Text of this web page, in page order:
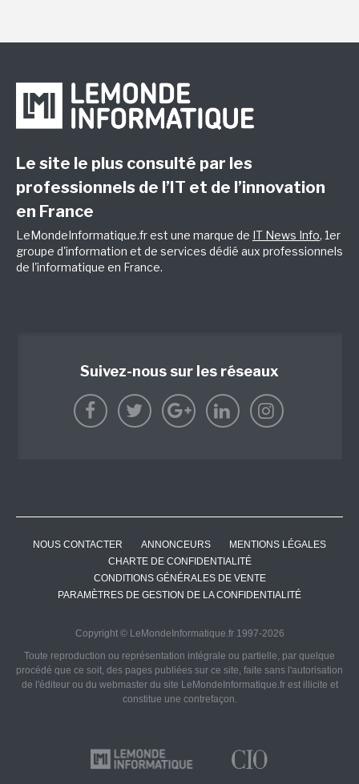
Le site le plus consulté par les
professionnels de l’IT et de l’innovation
en France
LeMondeInformatique.fr est une marque de IT News Info, 1er
groupe d'information et de services dédié aux professionnels
de l'informatique en France.
Suivez-nous sur les réseaux
NOUS CONTACTER ANNONCEURS
MENTIONS LÉGALES
CHARTE DE CONFIDENTIALITÉ
CONDITIONS GÉNÉRALES DE VENTE
PARAMÈTRES DE GESTION DE LA CONFIDENTIALITÉ
Copyright © LeMondeInformatique.fr 1997-2026
Toute reproduction ou représentation intégrale ou partielle, par quelque
procédé que ce soit, des pages publiées sur ce site, faite sans l'autorisation
de l'éditeur ou du webmaster du site LeMondeInformatique.fr est illicite et
constitue une contrefaçon.